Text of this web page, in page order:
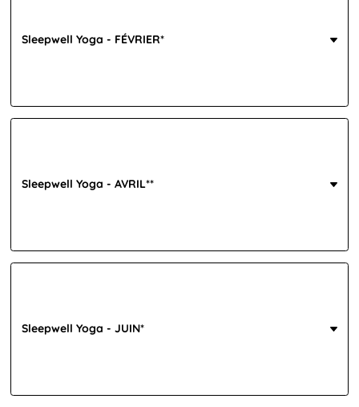
Sleepwell Yoga - FÉVRIER*
Sleepwell Yoga - AVRIL**
Sleepwell Yoga - JUIN*